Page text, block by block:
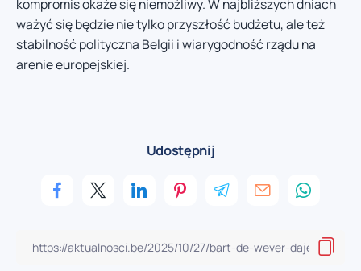
kompromis okaże się niemożliwy. W najbliższych dniach
ważyć się będzie nie tylko przyszłość budżetu, ale też
stabilność polityczna Belgii i wiarygodność rządu na
arenie europejskiej.
Udostępnij